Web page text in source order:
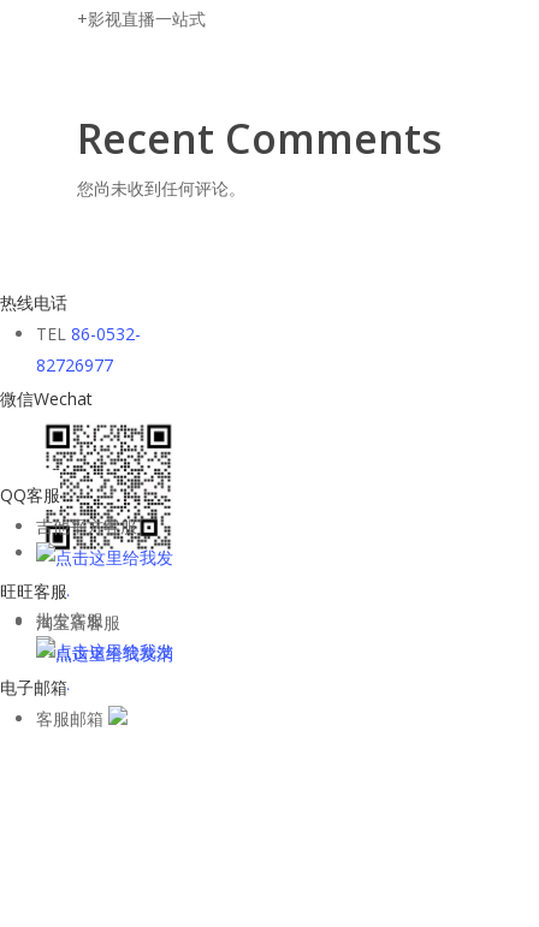
+影视直播一站式
Recent Comments
您尚未收到任何评论。
热线电话
TEL 86-0532-
82726977
微信Wechat
QQ客服
吉他平方客服
批发客服
旺旺客服
淘宝店客服
电子邮箱
客服邮箱